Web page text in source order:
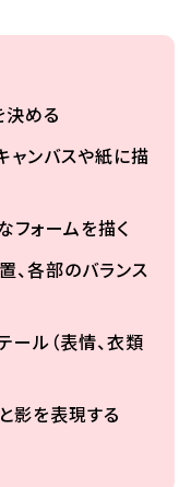
決める
ャンバスや紙に描
ォームを描く
、各部のバランス
ール（表情、衣類
影を表現する